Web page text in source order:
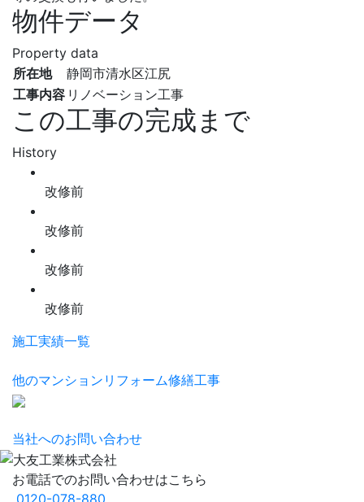
物件データ
Property data
所在地
静岡市清水区江尻
工事内容 リノベーション工事
この工事の完成まで
History
改修前
改修前
改修前
改修前
施工実績一覧
他のマンションリフォーム修繕工事
当社へのお問い合わせ
お電話でのお問い合わせはこちら
0120-078-880